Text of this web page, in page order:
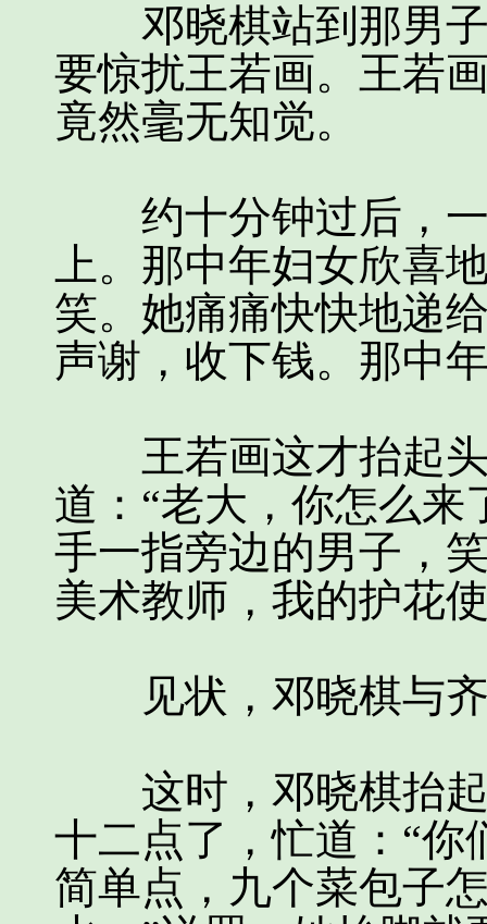
邓晓棋站到那男子
要惊扰王若画。王若
竟然毫无知觉。
约十分钟过后，一
上。那中年妇女欣喜
笑。她痛痛快快地递
声谢，收下钱。那中
王若画这才抬起头
道：“老大，你怎么来
手一指旁边的男子，
美术教师，我的护花
见状，邓晓棋与齐
这时，邓晓棋抬起
十二点了，忙道：“
简单点，九个菜包子